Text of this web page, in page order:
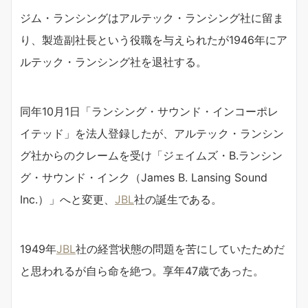
ジム・ランシングはアルテック・ランシング社に留ま
り、製造副社長という役職を与えられたが1946年にア
ルテック・ランシング社を退社する。
同年10月1日「ランシング・サウンド・インコーポレ
イテッド」を法人登録したが、アルテック・ランシン
グ社からのクレームを受け「ジェイムズ・B.ランシン
グ・サウンド・インク（James B. Lansing Sound
Inc.）」へと変更、 JBL社の誕生である。
1949年JBL社の経営状態の問題を苦にしていたためだ
と思われるが自ら命を絶つ。享年47歳であった。